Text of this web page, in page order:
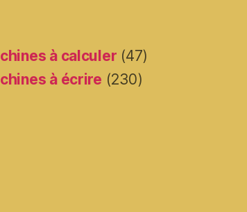
à calculer (47)
à écrire (230)